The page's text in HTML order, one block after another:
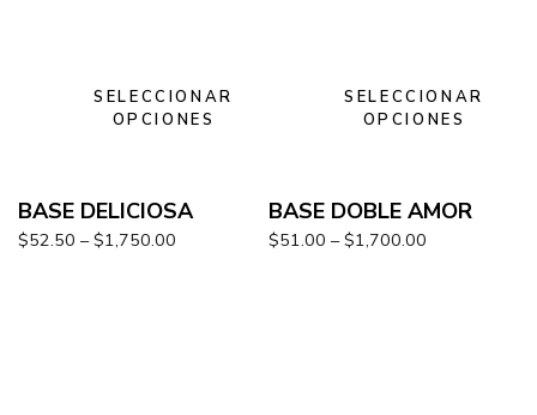
SELECCIONAR
OPCIONES
BASE DELICIOSA
$52.50 – $1,750.00
SELECCIONAR
OPCIONES
BASE DOBLE AMOR
$51.00 – $1,700.00